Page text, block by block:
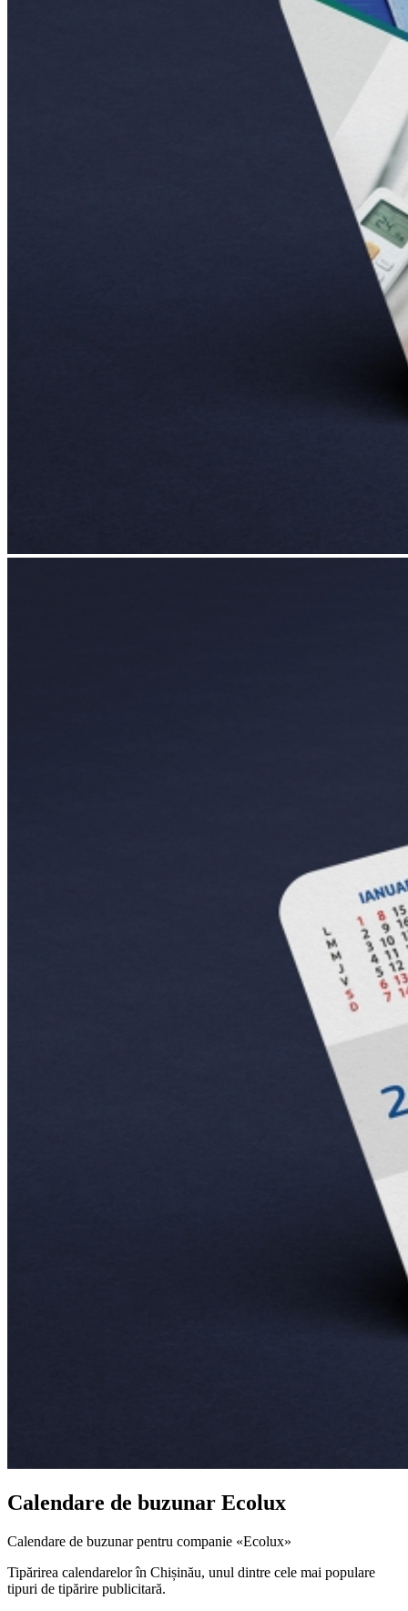
Calendare de buzunar Ecolux
Calendare de buzunar pentru companie «Ecolux»
Tipărirea calendarelor în Chișinău, unul dintre cele mai populare
tipuri de tipărire publicitară.